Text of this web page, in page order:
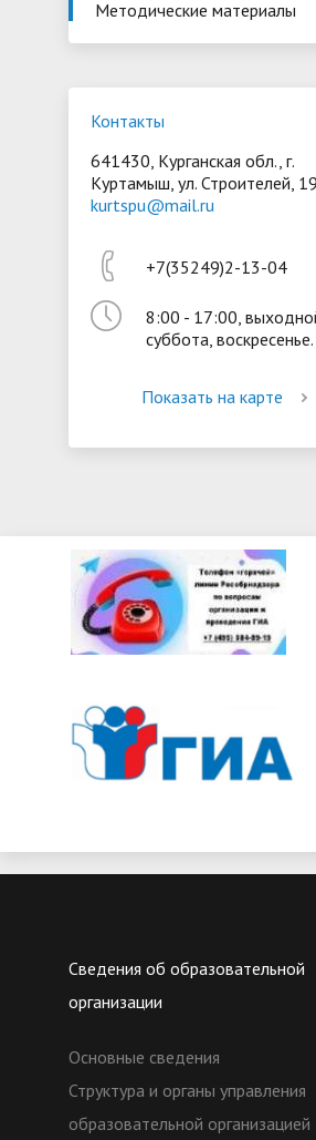
обеспечение и
Президентская
Методические материалы
Контакты
641430, Курганская обл., г.
Куртамыш, ул. Строителей, 19
kurtspu@mail.ru
+7(35249)2-13-04
8:00 - 17:00,
суббота, воскресенье.
Показать на карте
Сведения об образовательной
организации
Основные сведения
Структура и органы управления
образовательной организацией